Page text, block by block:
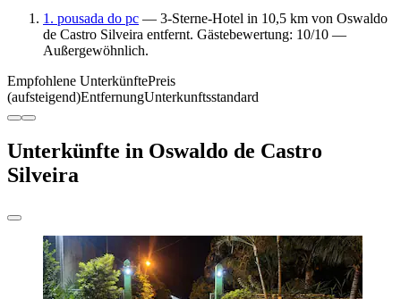
1. pousada do pc — 3-Sterne-Hotel in 10,5 km von Oswaldo
de Castro Silveira entfernt. Gästebewertung: 10/10 —
Außergewöhnlich.
Empfohlene UnterkünftePreis
(aufsteigend)EntfernungUnterkunftsstandard
Unterkünfte in Oswaldo de Castro
Silveira